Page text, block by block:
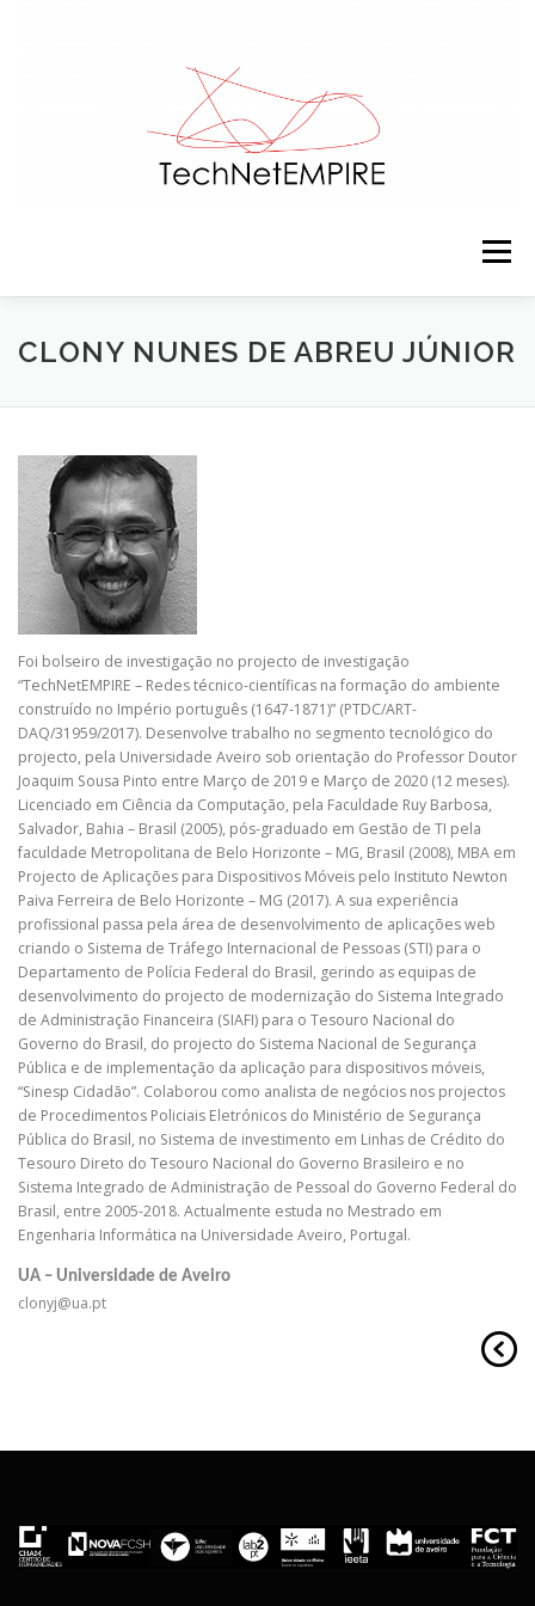
Menu
APRESENTAÇÃO EQUIPA ACTIVIDADES
CLONY NUNES DE ABREU JÚNIOR
Foi bolseiro de investigação no projecto de investigação
“TechNetEMPIRE – Redes técnico-científicas na formação do ambiente
construído no Império português (1647-1871)” (PTDC/ART-
DAQ/31959/2017). Desenvolve trabalho no segmento tecnológico do
projecto, pela Universidade Aveiro sob orientação do Professor Doutor
Joaquim Sousa Pinto entre Março de 2019 e Março de 2020 (12 meses).
Licenciado em Ciência da Computação, pela Faculdade Ruy Barbosa,
Salvador, Bahia – Brasil (2005), pós-graduado em Gestão de TI pela
faculdade Metropolitana de Belo Horizonte – MG, Brasil (2008), MBA em
Projecto de Aplicações para Dispositivos Móveis pelo Instituto Newton
Paiva Ferreira de Belo Horizonte – MG (2017). A sua experiência
profissional passa pela área de desenvolvimento de aplicações web
criando o Sistema de Tráfego Internacional de Pessoas (STI) para o
Departamento de Polícia Federal do Brasil, gerindo as equipas de
desenvolvimento do projecto de modernização do Sistema Integrado
de Administração Financeira (SIAFI) para o Tesouro Nacional do
Governo do Brasil, do projecto do Sistema Nacional de Segurança
Pública e de implementação da aplicação para dispositivos móveis,
“Sinesp Cidadão”. Colaborou como analista de negócios nos projectos
de Procedimentos Policiais Eletrónicos do Ministério de Segurança
Pública do Brasil, no Sistema de investimento em Linhas de Crédito do
Tesouro Direto do Tesouro Nacional do Governo Brasileiro e no
Sistema Integrado de Administração de Pessoal do Governo Federal do
Brasil, entre 2005-2018. Actualmente estuda no Mestrado em
Engenharia Informática na Universidade Aveiro, Portugal.
UA – Universidade de Aveiro
clonyj@ua.pt